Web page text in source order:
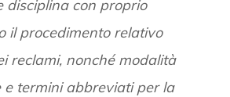
disciplina con proprio
il procedimento relativo
reclami, nonché modalità
e termini abbreviati per la